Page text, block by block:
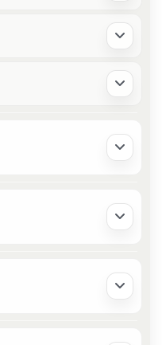
Déplier
Déplier
Déplier
Déplier
Déplier